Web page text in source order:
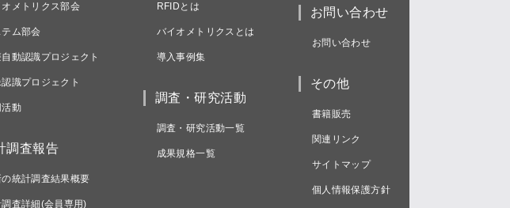
オメトリクス部会
テム部会
自動認識プロジェクト
識プロジェクト
活動
調査報告
の統計調査結果概要
調査詳細(会員専用)
RFIDとは
バイオメトリクスとは
導入事例集
調査・研究活動
調査・研究活動一覧
成果規格一覧
お問い合わせ
お問い合わせ
その他
書籍販売
関連リンク
サイトマップ
個人情報保護方針